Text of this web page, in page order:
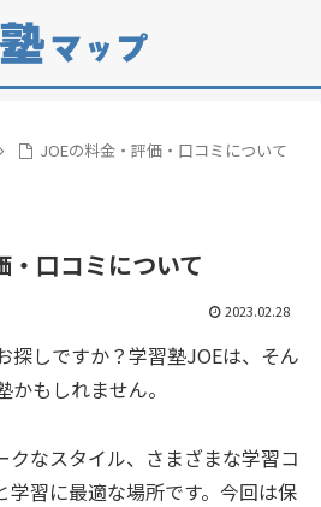
JOEの料金・評価・口コミについて
・口コミについて
2023.02.28
探しですか？学習塾JOEは、そん
もしれません。
クなスタイル、さまざまな学習コ
学習に最適な場所です。今回は保